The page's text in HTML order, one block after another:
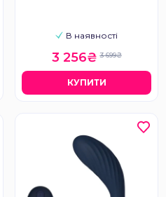
В наявності
3 256₴ 3 699₴
КУПИТИ